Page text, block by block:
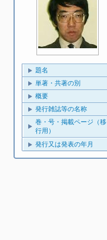
題名
単著・共著の別
概要
発行雑誌等の名称
巻・号・掲載ページ（移
行用）
発行又は発表の年月